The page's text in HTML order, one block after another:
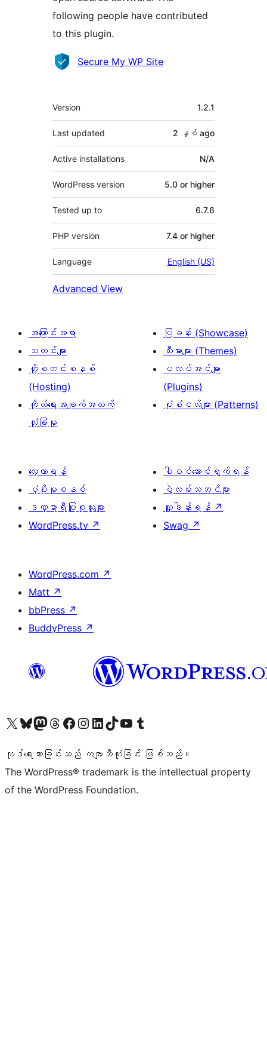
following people have contributed
to this plugin.
Contributors
Secure My WP Site
Meta
Version 1.2.1
Last updated 2 နှစ် ago
Active installations N/A
WordPress version 5.0 or higher
Tested up to 6.7.6
PHP version 7.4 or higher
Language English (US)
Advanced View
အကြောင်းအရာ
သတင်းများ
ဟို့စတင်းစနစ်
(Hosting)
ကိုယ်ရေးအချက်အလက်
လုံခြုံမှု
ပြခန်း (Showcase)
သီးမားများ (Themes)
ပလပ်အင်များ
(Plugins)
ပုံစံငယ်များ (Patterns)
လေ့လာရန်
ပံ့ပိုးမှုစနစ်
ဒဏ္ဍာရီပြုစုသူများ
WordPress.tv ↗
ပါဝင်ဆောင်ရွက်ရန်
ပွဲလမ်းသဘင်များ
လှူဒါန်းရန် ↗
Swag ↗
WordPress.com ↗
Matt ↗
bbPress ↗
BuddyPress ↗
ကျွန်ုပ်တို့၏ X (ယခင် Twitter) အကောင့်သို့ သွားရောက်ကြည့်ရှုပါကျွန်ုပ်တို့၏ Bluesky အကောင့်သို့ ဝင်ရောက်ကြည့်ရှုရန်
ကျွန်ုပ်တို့၏ Mastodon အကောင့်သို့ သွားရောက်ကြည့်ရှုပါကျွန်ုပ်တို့၏ Threads အကောင့်သို့ ဝင်ရောက်ကြည့်ရှုရန်
ကျွန်ုပ်တို့၏ Facebook စာမျက်နှာသို့ သွားရောက်ကြည့်ရှုပါကျွန်ုပ်တို့၏ Instagram အကောင့်သို့ သွားရောက်ကြည့်ရှုပါ ကျွန်ုပ်တို့၏ LinkedIn အကောင့်သို့ သွားရောက်ကြည့်ရှုပါကျွန်ုပ်တို့၏ TikTok အကောင့်သို့ ဝင်ရောက်ကြည့်ရှုရန်
ကျွန်ုပ်တို့၏ YouTube ချန်နယ်သို့ သွားရောက်ကြည့်ရှုပါ ကျွန်ုပ်တို့၏ Tumblr အကောင့်သို့ ဝင်ရောက်ကြည့်ရှုရန်
ကုဒ်ရေးသားခြင်းသည် ကဗျာသီကုံးခြင်း ဖြစ်သည်။
The WordPress® trademark is the intellectual property
of the WordPress Foundation.